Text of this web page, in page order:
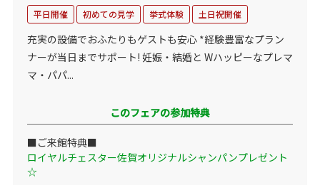
平日開催 初めての見学 挙式体験 土日祝開催
充実の設備でおふたりもゲストも安心 *経験豊富なプラン
ナーが当日までサポート! 妊娠・結婚と Wハッピーなプレマ
マ・パパ...
このフェアの参加特典
■ご来館特典■
ロイヤルチェスター佐賀オリジナルシャンパンプレゼント
☆